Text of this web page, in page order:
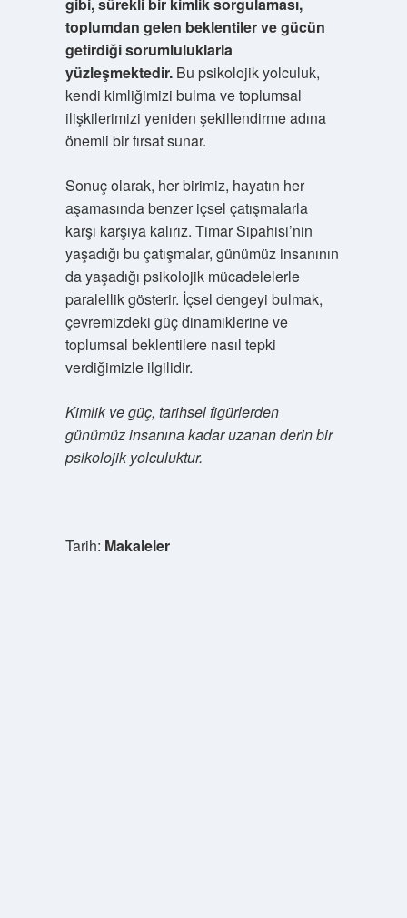
toplumdan gelen beklentiler ve gücün
getirdiği sorumluluklarla
yüzleşmektedir.Bu psikolojik yolculuk,
kendi kimliğimizi bulma ve toplumsal
ilişkilerimizi yeniden şekillendirme adına
önemli bir fırsat sunar.
Sonuç olarak, her birimiz, hayatın her
aşamasında benzer içsel çatışmalarla
karşı karşıya kalırız. Timar Sipahisi’nin
yaşadığı bu çatışmalar, günümüz insanının
da yaşadığı psikolojik mücadelelerle
paralellik gösterir. İçsel dengeyi bulmak,
çevremizdeki güç dinamiklerine ve
toplumsal beklentilere nasıl tepki
verdiğimizle ilgilidir.
Kimlik ve güç, tarihsel figürlerden
günümüz insanına kadar uzanan derin bir
psikolojik yolculuktur.
Tarih: Makaleler